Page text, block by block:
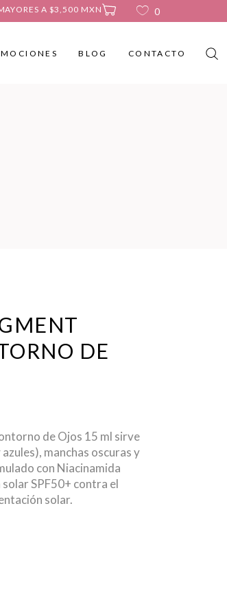
A $3,500 MXN
cart.
0
BLOG CONTACTO
DE
de Ojos 15 ml sirve
manchas oscuras y
con Niacinamida
SPF50+ contra el
solar.